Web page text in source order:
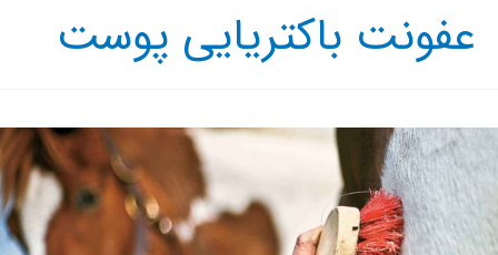
عفونت باکتریایی پوست